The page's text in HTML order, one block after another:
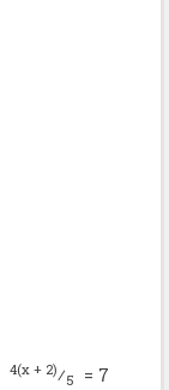
4(x + 2)⁄5
= 7